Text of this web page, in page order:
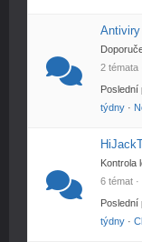
2 témata
Poslední
týdny ·
Kontrola
6 témat
Poslední
týdny ·